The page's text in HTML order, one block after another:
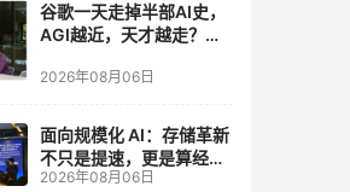
谷歌一天走掉半部AI史，
AGI越近，天才越走？大
自己的研发节奏
2026年08月06日
面向规模化 AI：存储革新
不只是提速，更是算经济
账
2026年08月06日